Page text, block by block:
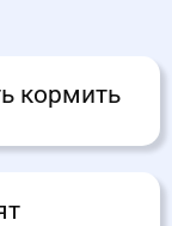
кормить